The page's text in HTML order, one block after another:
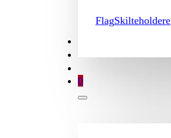
FlagSkilteholdere
0